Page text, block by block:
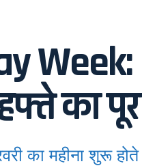
का
का महीना शुरू